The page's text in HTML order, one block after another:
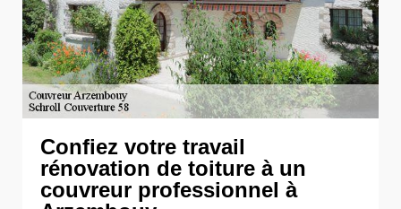
Confiez votre travail
rénovation de toiture à un
couvreur professionnel à